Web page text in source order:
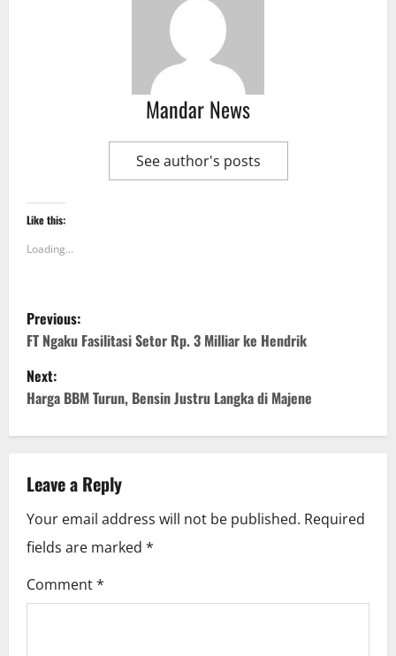
Mandar News
See author's posts
Like this:
Loading...
P
o
s
a
v
i
g
Previous:
FT Ngaku Fasilitasi Setor Rp. 3 Milliar ke Hendrik
Next:
Harga BBM Turun, Bensin Justru Langka di Majene
Leave a Reply
Your email address will not be published. Required
fields are marked *
Comment*